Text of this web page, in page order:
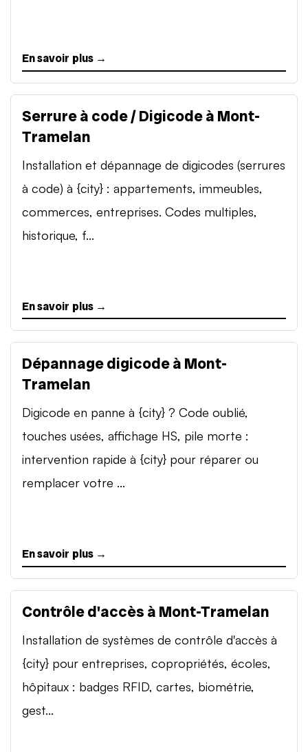
En savoir plus →
Serrure à code / Digicode à Mont-
Tramelan
Installation et dépannage de digicodes (serrures
à code) à {city} : appartements, immeubles,
commerces, entreprises. Codes multiples,
historique, f...
En savoir plus →
Dépannage digicode à Mont-
Tramelan
Digicode en panne à {city} ? Code oublié,
touches usées, affichage HS, pile morte :
intervention rapide à {city} pour réparer ou
remplacer votre ...
En savoir plus →
Contrôle d'accès à Mont-Tramelan
Installation de systèmes de contrôle d'accès à
{city} pour entreprises, copropriétés, écoles,
hôpitaux : badges RFID, cartes, biométrie,
gest...